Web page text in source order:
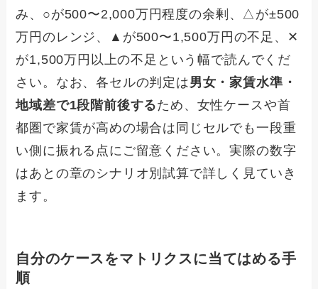
み、○が500〜2,000万円程度の余剰、△が±500
万円のレンジ、▲が500〜1,500万円の不足、✕
が1,500万円以上の不足という幅で読んでくだ
さい。なお、各セルの判定は男女・家賃水準・
地域差で1段階前後するため、女性ケースや首
都圏で家賃が高めの場合は同じセルでも一段重
い側に振れる点にご留意ください。実際の数字
はあとの章のシナリオ別試算で詳しく見ていき
ます。
自分のケースをマトリクスに当てはめる手
順